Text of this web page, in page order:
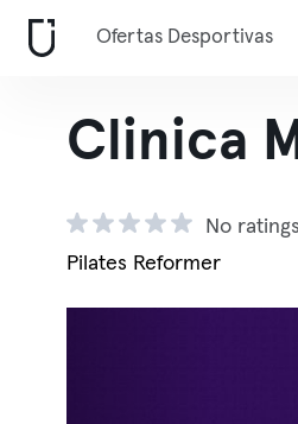
Ofertas Desportivas
Clinica
No
Pilates Reformer